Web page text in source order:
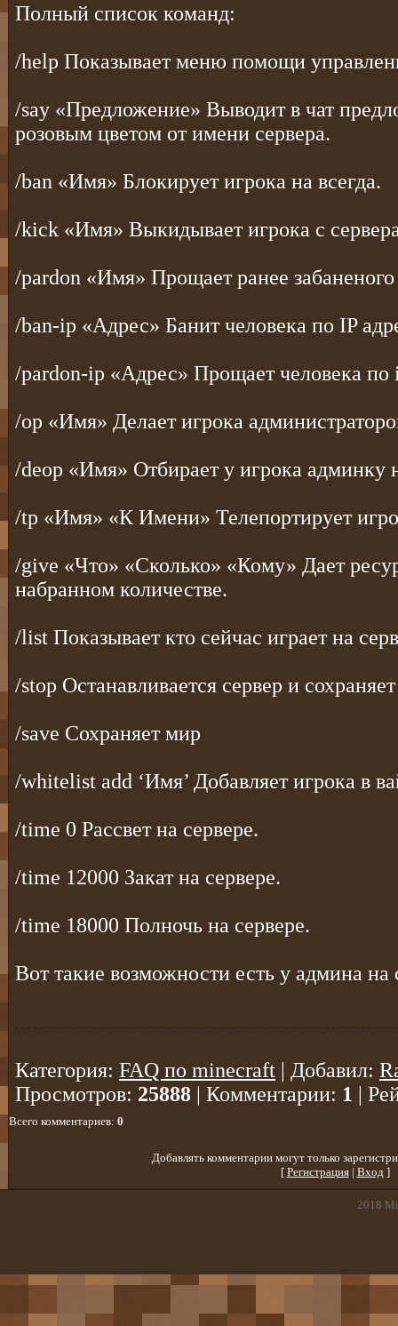
Полный список команд:
/help Показывает меню помощи
/say «Предложение» Выводит в чат
розовым цветом от имени сервера.
/ban «Имя» Блокирует игрока на всегда.
/kick «Имя» Выкидывает игрока с
/pardon «Имя» Прощает ранее забаненого
/ban-ip «Адрес» Банит человека по IP
/pardon-ip «Адрес» Прощает человека по
/op «Имя» Делает игрока
/deop «Имя» Отбирает у игрока админку
/tp «Имя» «К Имени» Телепортирует
/give «Что» «Сколько» «Кому» Дает
набранном количестве.
/list Показывает кто сейчас играет на
/stop Останавливается сервер и
/save Сохраняет мир
/whitelist add ‘Имя’ Добавляет игрока в
/time 0 Рассвет на сервере.
/time 12000 Закат на сервере.
/time 18000 Полночь на сервере.
Вот такие возможности есть у админа на
Категория: FAQ по minecraft | Добавил:
Просмотров: 25888 | Комментарии: 1 |
Всего комментариев: 0
Добавлять комментарии могут только
[ Регистрация| Вход ]
2018